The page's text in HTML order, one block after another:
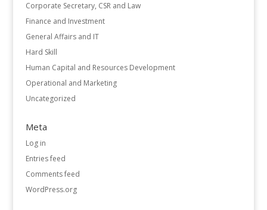
Corporate Secretary, CSR and Law
Finance and Investment
General Affairs and IT
Hard Skill
Human Capital and Resources Development
Operational and Marketing
Uncategorized
Meta
Log in
Entries feed
Comments feed
WordPress.org